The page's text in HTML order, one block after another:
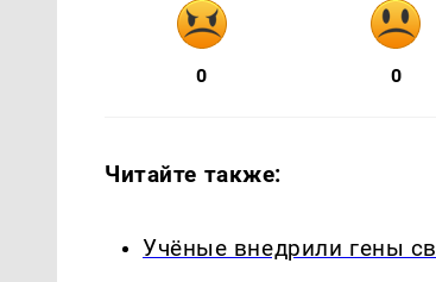
0 0
Читайте также:
Учёные внедрили гены